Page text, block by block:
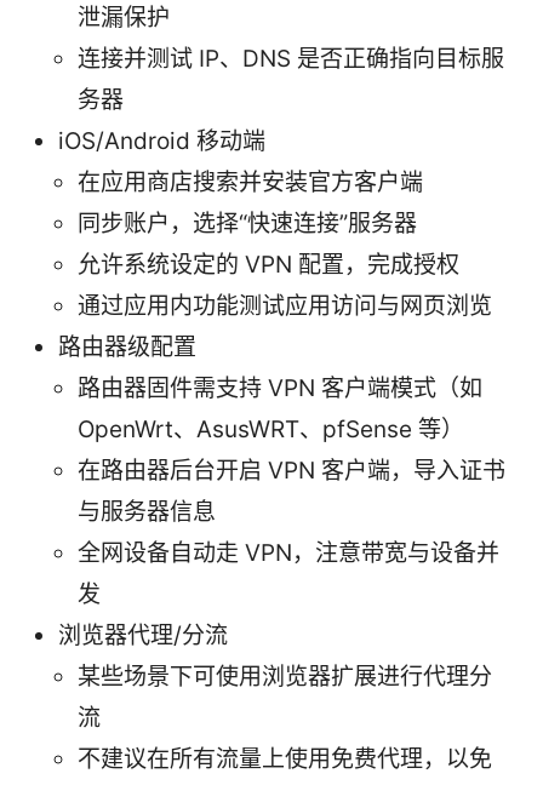
泄漏保护
连接并测试 IP、DNS 是否正确指向目标服
务器
iOS/Android 移动端
在应用商店搜索并安装官方客户端
同步账户，选择“快速连接”服务器
允许系统设定的 VPN 配置，完成授权
通过应用内功能测试应用访问与网页浏览
路由器级配置
路由器固件需支持 VPN 客户端模式（如
OpenWrt、AsusWRT、pfSense 等）
在路由器后台开启 VPN 客户端，导入证书
与服务器信息
全网设备自动走 VPN，注意带宽与设备并
发
浏览器代理/分流
某些场景下可使用浏览器扩展进行代理分
流
不建议在所有流量上使用免费代理，以免